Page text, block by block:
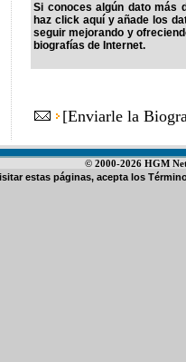
Si conoces algún dato más
haz click aquí y añade los
seguir mejorando y
biografías de Internet.
[Enviarle la
© 2000-2026 HGM
estas páginas, acepta los